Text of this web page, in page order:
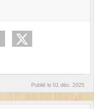
Publié le 01 déc. 2025